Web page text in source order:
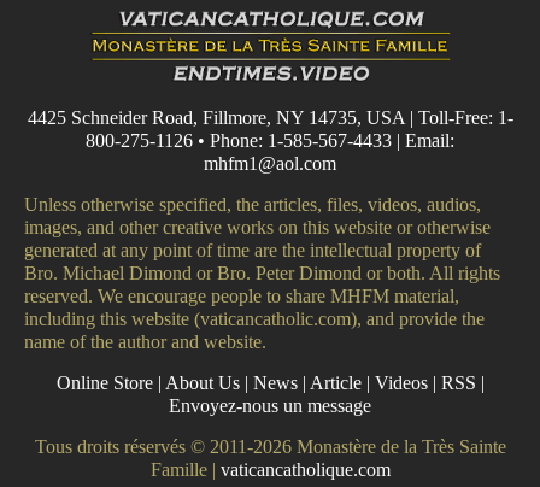
4425 Schneider Road, Fillmore, NY 14735, USA | Toll-Free: 1-
800-275-1126 • Phone: 1-585-567-4433 | Email:
mhfm1@aol.com
Unless otherwise specified, the articles, files, videos, audios,
images, and other creative works on this website or otherwise
generated at any point of time are the intellectual property of
Bro. Michael Dimond or Bro. Peter Dimond or both. All rights
reserved. We encourage people to share MHFM material,
including this website (vaticancatholic.com), and provide the
name of the author and website.
Online Store| About Us| News| Article| Videos| RSS |
Envoyez-nous un message
Tous droits réservés © 2011-2026 Monastère de la Très Sainte
Famille | vaticancatholique.com